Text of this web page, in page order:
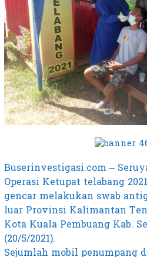
Buserinvestigasi.com –
Operasi Ketupat telabang
gencar melakukan swab
luar Provinsi Kalimantan
Kota Kuala Pembuang Kab.
(20/5/2021).
Sejumlah mobil penumpang